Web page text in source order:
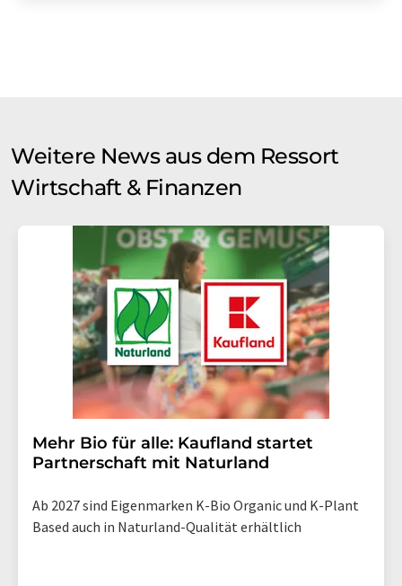
Weitere News aus dem Ressort
Wirtschaft & Finanzen
Mehr Bio für alle: Kaufland startet
Partnerschaft mit Naturland
Ab 2027 sind Eigenmarken K-Bio Organic und K-Plant
Based auch in Naturland-Qualität erhältlich